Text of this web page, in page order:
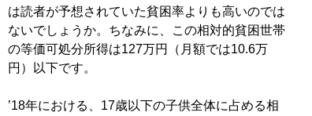
は読者が予想されていた貧困率よりも高いのでは
ないでしょうか。ちなみに、この相対的貧困世帯
の等価可処分所得は127万円（月額では10.6万
円）以下です。
’18年における、17歳以下の子供全体に占める相